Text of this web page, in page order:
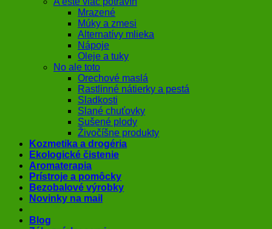
Mrazené
Múky a zmesi
Alternatívy mlieka
Nápoje
Oleje a tuky
No ale toto
Orechové maslá
Rastlinné nátierky a pestá
Sladkosti
Slané chuťovky
Sušené plody
Živočíšne produkty
Kozmetika a drogéria
Ekologické čistenie
Aromaterapia
Prístroje a pomôcky
Bezobalové výrobky
Novinky na mail
Blog